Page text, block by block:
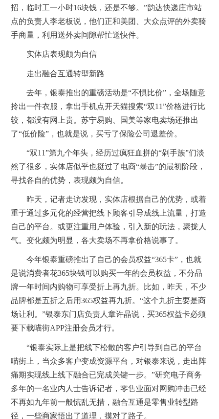
招，临时工一小时16块钱，还是不够。”韵达快递庄市站
点的负责人李老板说，他们正和美团、大众点评的外卖骑
手商量，利用送外卖间隙帮忙送快件。
实体店表现颇为自信
走出融合互通转型新路
去年，银泰推出的重磅活动是“不惧比价”，全场随意
拎出一件衣服，拿出手机点开天猫搜索“双11”价格进行比
较，都没有网上贵。苏宁易购、国美等家电卖场还推出
了“低价险”，也就是说，买亏了保险公司退差价。
“双11”第九个年头，经历过疯狂血拼的“剁手族”们淡
然了很多，实体店似乎也挺过了电商“暴击”的最初阶段，
寻找各自的优势，表现颇为自信。
昨天，记者走访发现，实体店根据自己的优势，或着
重于通过多元化的经营把线下顾客引导成线上流量，打造
自己的平台。或更注重用户体验，引入新的玩法，聚拢人
气。变化颇为明显，各大卖场不再拿价格说事了。
今年银泰重磅推出了自己的会员权益“365卡”，也就
是说消费者花365块钱可以购买一年的会员权益，不分品
牌一年时间内购物可享受折上再九折。比如，昨天，不少
品牌都是五折之后用365权益再九折。“这个九折主要是商
场让利。”银泰东门店负责人章许晶说，买365权益卡必须
要下载喵街APP注册会员才行。
“银泰实际上是把线下松散的客户引导到自己的平台
喵街上，当众多客户变成资源平台，对银泰来说，走出阵
痛期实现线上线下融合已完成关键一步。”研究电子商务
多年的一名业内人士告诉记者，零售业面对网购冲击已经
不再如九年前一般慌乱无措，融合互通是零售业转型路
径，一些商家悟出了道理，摸对了路子。